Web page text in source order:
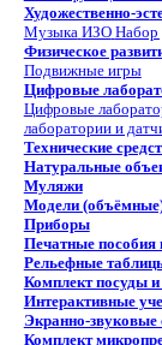
Художественно-
Музыка ИЗО Набор
Физическое
Подвижные игры
Цифровые
Цифровые
лаборатории и
Технические
Натуральные
Муляжи
Модели
Приборы
Печатные пособия
Рельефные
Комплект посуды
Интерактивные
Экранно-звуковые
Комплект